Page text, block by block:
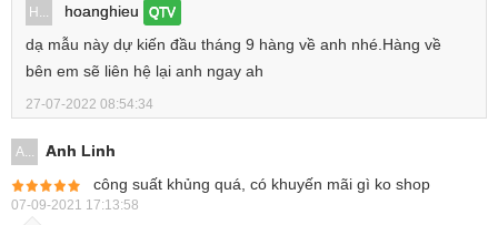
H... hoanghieu QTV
dạ mẫu này dự kiến đầu tháng 9 hàng về anh nhé.Hàng về
bên em sẽ liên hệ lại anh ngay ah
27-07-2022 08:54:34
A...
Anh Linh
công suất khủng quá, có khuyến mãi gì ko shop
07-09-2021 17:13:58